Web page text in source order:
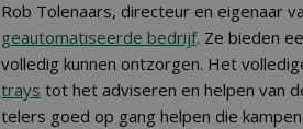
Rob Tolenaars, directeur en eigenaar
geautomatiseerde bedrijf. Ze bieden
volledig kunnen ontzorgen. Het
trays tot het adviseren en helpen van
telers goed op gang helpen die